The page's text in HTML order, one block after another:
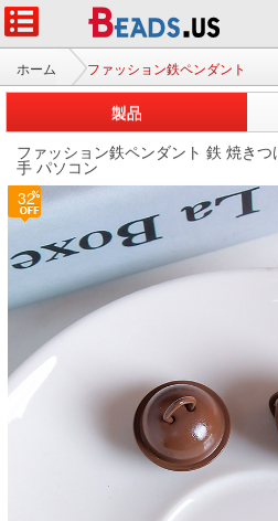
ホーム ファッション鉄ペンダント
製品
ファッション鉄ペンダント 鉄 焼き
手 パソコン